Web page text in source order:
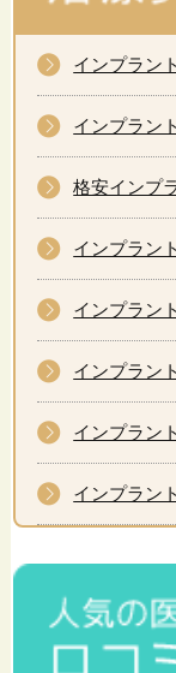
インプラン
インプラン
格安インプ
インプラン
インプラン
インプラン
インプラン
インプラン